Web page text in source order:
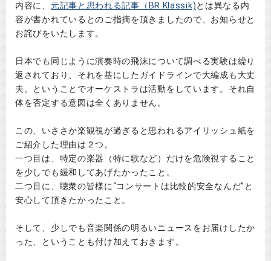
内容に、 元記事と思われる記事（BR Klassik)とは異なる内
容が書かれているとのご指摘を頂きましたので、お知らせと
お詫びをいたします。
日本でも同じように演奏時の飛沫について調べる実験は繰り
返されており、それを基にしたガイドラインで大編成も大丈
夫。ということでオーケストラは活動をしています。それ自
体を否定する意図は全くありません。
この、いささか楽観視が過ぎると思われるアイリッシュ紙を
ご紹介した理由は２つ。
一つ目は、特定の楽器（特に歌など）だけを危険視すること
を少しでも緩和してあげたかったこと。
二つ目に、聴衆の皆様に“コンサートは比較的安全なんだ”と
安心して頂きたかったこと。
そして、少しでも音楽関係の明るいニュースをお届けしたか
った、ということも付け加えておきます。